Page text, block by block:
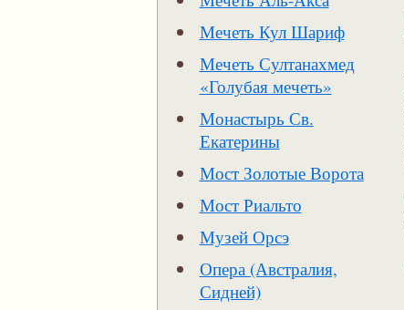
Мечеть Кул Шариф
Мечеть Султанахмед
«Голубая мечеть»
Монастырь Св.
Екатерины
Мост Золотые Ворота
Мост Риальто
Музей Орсэ
Опера (Австралия,
Сидней)